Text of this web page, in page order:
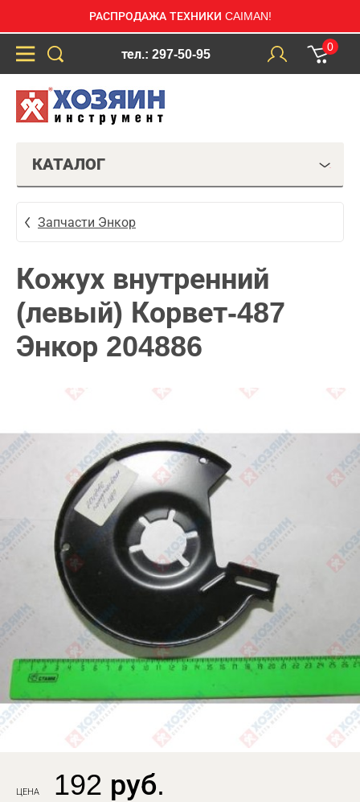
РАСПРОДАЖА ТЕХНИКИ CAIMAN!
тел.: 297-50-95
0
КАТАЛОГ
Запчасти Энкор
Кожух внутренний
(левый) Корвет-487
Энкор 204886
ЦЕНА 192 руб.